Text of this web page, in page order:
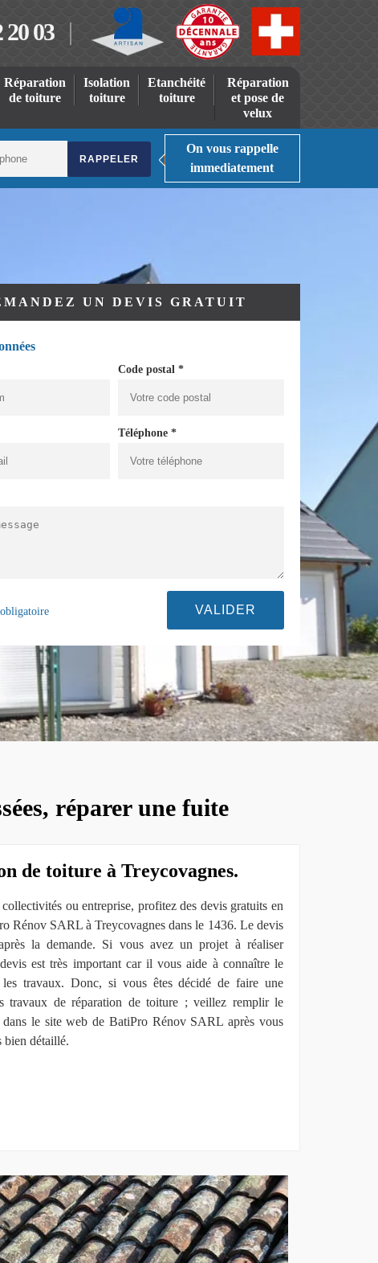
20 03
Réparation
de toiture
Isolation
toiture
Etanchéité
toiture
Réparation
et pose de
velux
On vous rappelle
immediatement
UN DEVIS GRATUIT
Code postal *
Téléphone *
réparer une fuite
de toiture à Treycovagnes.
ou entreprise, profitez des devis gratuits en
Rénov SARL à Treycovagnes dans le 1436. Le devis
la demande. Si vous avez un projet à réaliser
est très important car il vous aide à connaître le
travaux. Donc, si vous êtes décidé de faire une
travaux de réparation de toiture ; veillez remplir le
le site web de BatiPro Rénov SARL après vous
bien détaillé.